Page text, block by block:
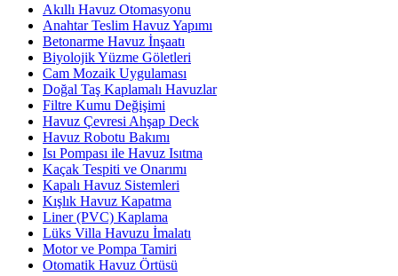
Akıllı Havuz Otomasyonu
Anahtar Teslim Havuz Yapımı
Betonarme Havuz İnşaatı
Biyolojik Yüzme Göletleri
Cam Mozaik Uygulaması
Doğal Taş Kaplamalı Havuzlar
Filtre Kumu Değişimi
Havuz Çevresi Ahşap Deck
Havuz Robotu Bakımı
Isı Pompası ile Havuz Isıtma
Kaçak Tespiti ve Onarımı
Kapalı Havuz Sistemleri
Kışlık Havuz Kapatma
Liner (PVC) Kaplama
Lüks Villa Havuzu İmalatı
Motor ve Pompa Tamiri
Otomatik Havuz Örtüsü